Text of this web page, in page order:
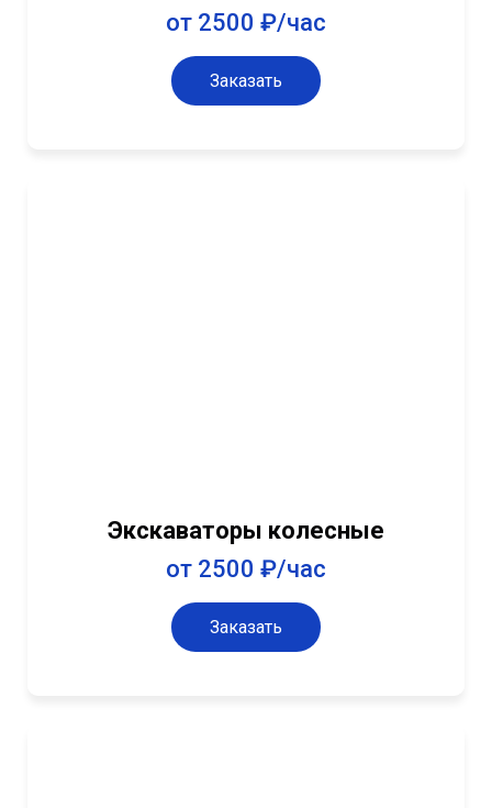
от 2500 ₽/час
Заказать
Экскаваторы колесные
от 2500 ₽/час
Заказать